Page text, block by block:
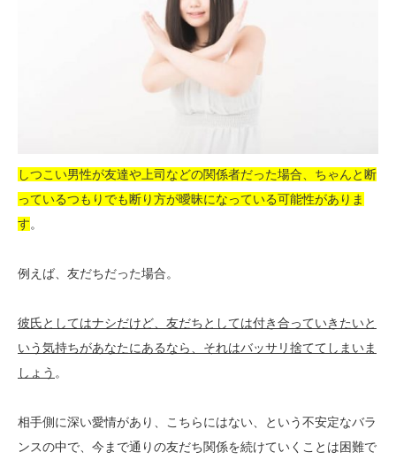
しつこい男性が友達や上司などの関係者だった場合、ちゃんと断
っているつもりでも断り方が曖昧になっている可能性がありま
す。
例えば、友だちだった場合。
彼氏としてはナシだけど、友だちとしては付き合っていきたいと
いう気持ちがあなたにあるなら、それはバッサリ捨ててしまいま
しょう 。
相手側に深い愛情があり、こちらにはない、という不安定なバラ
ンスの中で、今まで通りの友だち関係を続けていくことは困難で